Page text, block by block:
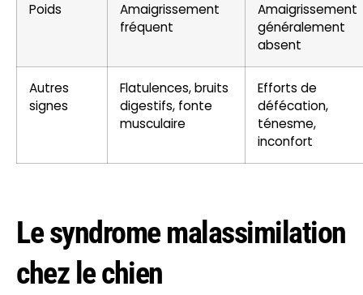
Poids
Amaigrissement
fréquent
Amaigrissement
généralement
absent
Autres
signes
Flatulences, bruits
digestifs, fonte
musculaire
Efforts de
défécation,
ténesme,
inconfort
Le syndrome malassimilation
chez le chien